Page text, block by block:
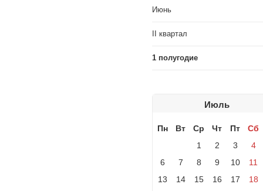
Июнь
II квартал
1 полугодие
Июль
Пн Вт Ср Чт Пт
Сб
1
2 3
4
6
7 8 9 10
11
13
14 15 16 17
18